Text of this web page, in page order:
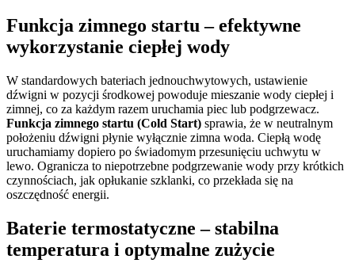
Funkcja zimnego startu – efektywne
wykorzystanie ciepłej wody
W standardowych bateriach jednouchwytowych, ustawienie
dźwigni w pozycji środkowej powoduje mieszanie wody ciepłej i
zimnej, co za każdym razem uruchamia piec lub podgrzewacz.
Funkcja zimnego startu (Cold Start) sprawia, że w neutralnym
położeniu dźwigni płynie wyłącznie zimna woda. Ciepłą wodę
uruchamiamy dopiero po świadomym przesunięciu uchwytu w
lewo. Ogranicza to niepotrzebne podgrzewanie wody przy krótkich
czynnościach, jak opłukanie szklanki, co przekłada się na
oszczędność energii.
Baterie termostatyczne – stabilna
temperatura i optymalne zużycie